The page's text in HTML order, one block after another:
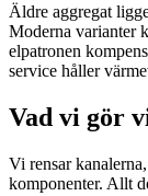
Äldre aggregat
Moderna varianter
elpatronen
service håller
Vad vi gör
Vi rensar
komponenter. Allt